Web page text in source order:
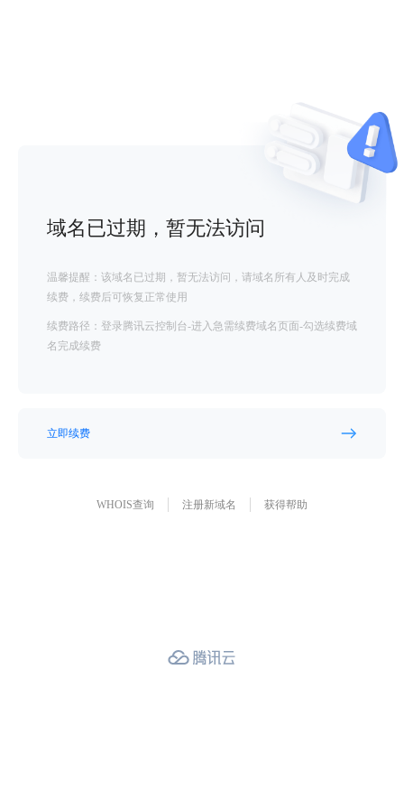
域名已过期，暂无法访问
温馨提醒：该域名已过期，暂无法访问，请域名所有人及时完成
续费，续费后可恢复正常使用
续费路径：登录腾讯云控制台-进入急需续费域名页面-勾选续费域
名完成续费
立即续费
WHOIS查询 注册新域名 获得帮助